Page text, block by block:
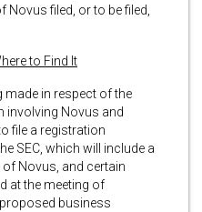
filed, or to be filed,
to Find It
in respect of the
involving Novus and
file a registration
SEC, which will include a
Novus, and certain
at the meeting of
business